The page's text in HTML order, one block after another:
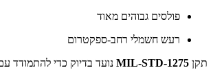
פולסים גבוהים מאוד
רעש חשמלי רחב-ספקטרום
תקן MIL-STD-1275 נועד בדיוק כדי להתמודד